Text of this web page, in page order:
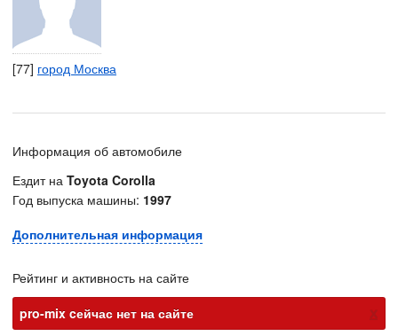
[77] город Москва
Информация об автомобиле
Ездит на Toyota Corolla
Год выпуска машины: 1997
Дополнительная информация
Рейтинг и активность на сайте
pro-mix cейчас нет на сайте
х